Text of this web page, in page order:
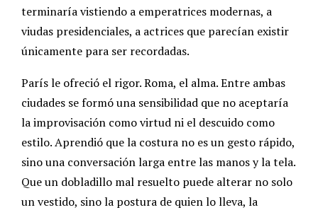
terminaría vistiendo a emperatrices modernas, a
viudas presidenciales, a actrices que parecían existir
únicamente para ser recordadas.
París le ofreció el rigor. Roma, el alma. Entre ambas
ciudades se formó una sensibilidad que no aceptaría
la improvisación como virtud ni el descuido como
estilo. Aprendió que la costura no es un gesto rápido,
sino una conversación larga entre las manos y la tela.
Que un dobladillo mal resuelto puede alterar no solo
un vestido, sino la postura de quien lo lleva, la